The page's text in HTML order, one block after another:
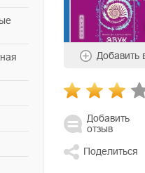
Добавить
Добавить
отзыв
Поделиться